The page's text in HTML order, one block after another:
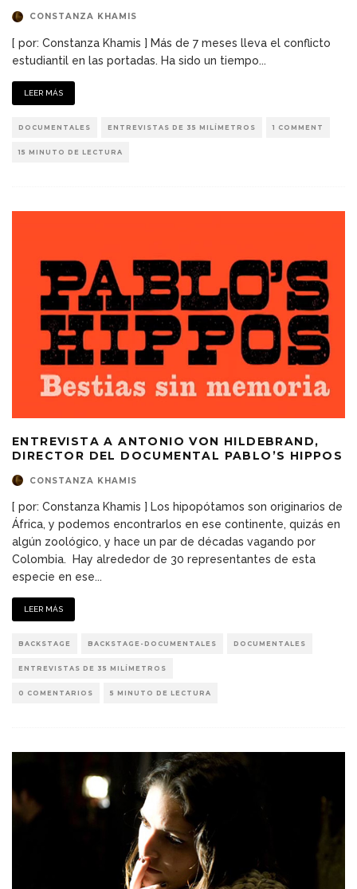
CONSTANZA KHAMIS
[ por: Constanza Khamis ] Más de 7 meses lleva el conflicto
estudiantil en las portadas. Ha sido un tiempo...
LEER MÁS
DOCUMENTALES ENTREVISTAS DE 35 MILÍMETROS 1 COMMENT
15 MINUTO DE LECTURA
ENTREVISTA A ANTONIO VON HILDEBRAND,
DIRECTOR DEL DOCUMENTAL PABLO’S HIPPOS
CONSTANZA KHAMIS
[ por: Constanza Khamis ] Los hipopótamos son originarios de
África, y podemos encontrarlos en ese continente, quizás en
algún zoológico, y hace un par de décadas vagando por
Colombia. Hay alrededor de 30 representantes de esta
especie en ese...
LEER MÁS
BACKSTAGE BACKSTAGE-DOCUMENTALES DOCUMENTALES
ENTREVISTAS DE 35 MILÍMETROS
0 COMENTARIOS 5 MINUTO DE LECTURA